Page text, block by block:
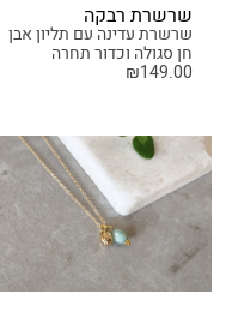
שרשרת רבקה
שרשרת עדינה עם תליון אבן
חן סגולה וכדור תחרה
₪149.00